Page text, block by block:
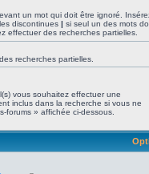
un mot qui doit être ignoré.
discontinues | si seul un des mots
effectuer des recherches partielles.
recherches partielles.
vous souhaitez effectuer une
inclus dans la recherche si vous ne
forums » affichée ci-dessous.